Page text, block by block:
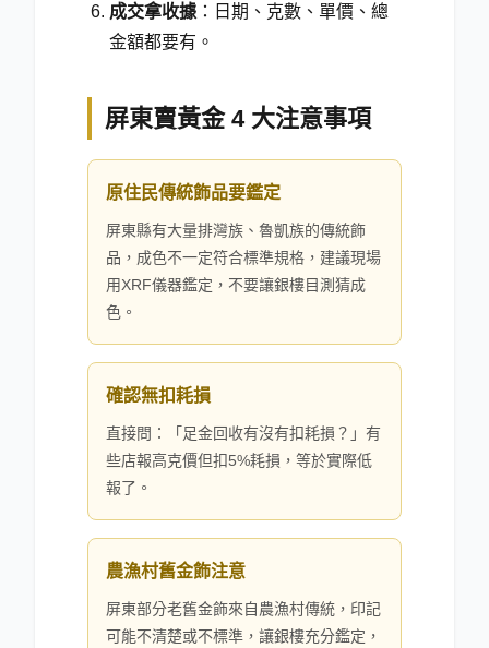
成交拿收據 ：日期、克數、單價、總
金額都要有。
屏東賣黃金 4 大注意事項
原住民傳統飾品要鑑定
屏東縣有大量排灣族、魯凱族的傳統飾
品，成色不一定符合標準規格，建議現場
用XRF儀器鑑定，不要讓銀樓目測猜成
色。
確認無扣耗損
直接問：「足金回收有沒有扣耗損？」有
些店報高克價但扣5%耗損，等於實際低
報了。
農漁村舊金飾注意
屏東部分老舊金飾來自農漁村傳統，印記
可能不清楚或不標準，讓銀樓充分鑑定，